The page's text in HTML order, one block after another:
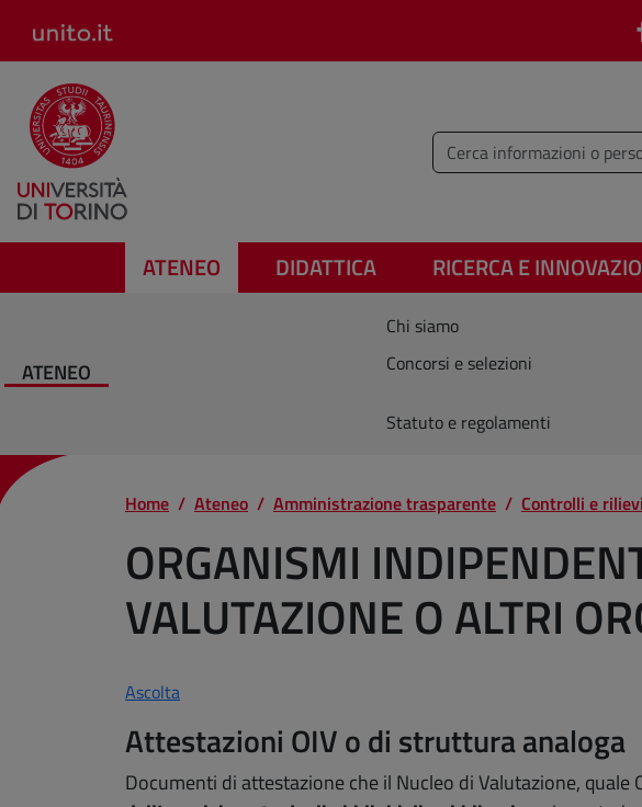
Inserisci i termini da cercare
ATENEO DIDATTICA RICERCA E
ATENEO
Chi siamo
Concorsi e selezioni
Statuto e regolamenti
Home Ateneo Amministrazione trasparente Controlli e
ORGANISMI
VALUTAZIONE O ALTRI
Ascolta
Attestazioni OIV o di struttura analoga
Documenti di attestazione che il Nucleo di Valutazione,